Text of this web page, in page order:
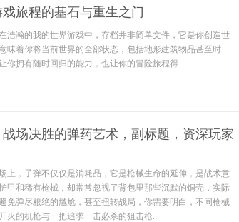
旅程的基石与重生之门
浩瀚的我的世界游戏中，存档并非简单文件，它是你创造世
味着你将当前世界的全部状态，包括地形建筑物品甚至时
你拥有随时回归的能力，也让你的冒险旅程得...
场决胜的弹药艺术，副标题，资深玩家
上，子弹不仅仅是消耗品，它是枪械生命的延伸，是战术意
甲和稀有枪械，却常常忽视了背包里那些沉默的铜壳，实际
免弹尽粮绝的尴尬，甚至扭转战局，你需要明白，不同枪械
火的机枪与一把追求一击必杀的狙击枪...